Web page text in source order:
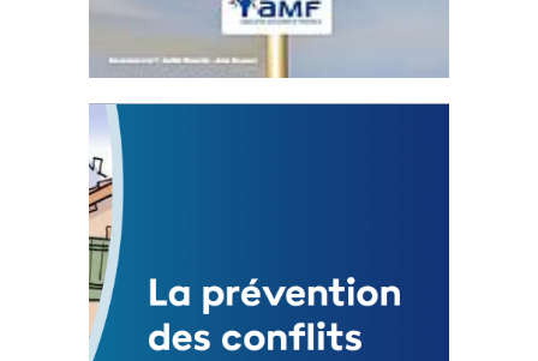
Statut de l’élu local
3 avril 2024
Mise à jour avril 2024
FEUILLETER